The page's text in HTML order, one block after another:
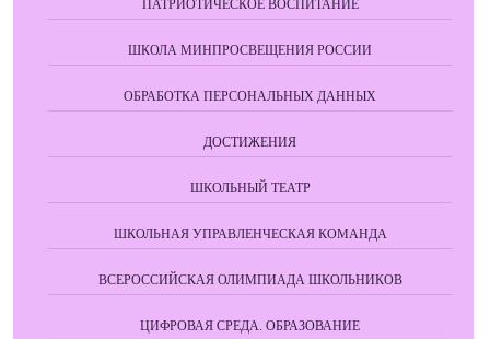
ПАТРИОТИЧЕСКОЕ ВОСПИТАНИЕ
ШКОЛА МИНПРОСВЕЩЕНИЯ РОССИИ
ОБРАБОТКА ПЕРСОНАЛЬНЫХ ДАННЫХ
ДОСТИЖЕНИЯ
ШКОЛЬНЫЙ ТЕАТР
ШКОЛЬНАЯ УПРАВЛЕНЧЕСКАЯ КОМАНДА
ВСЕРОССИЙСКАЯ ОЛИМПИАДА ШКОЛЬНИКОВ
ЦИФРОВАЯ СРЕДА. ОБРАЗОВАНИЕ